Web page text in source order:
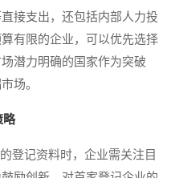
接支出，还包括内部人力投
有限的企业，可以优先选择
潜力明确的国家作为突破
场。
略
记资料时，企业需关注目